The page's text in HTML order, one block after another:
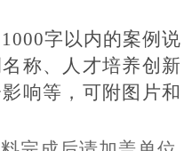
1000字以内的案例说
称、
人才培养创新
响等，可附图片和